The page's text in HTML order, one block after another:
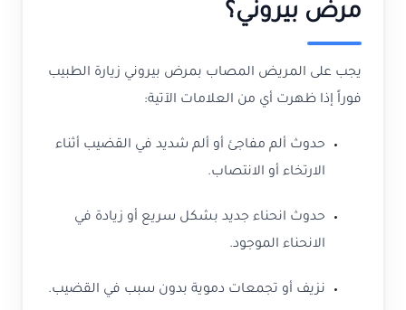
مرض بيروني؟
يجب على المريض المصاب بمرض بيروني زيارة الطبيب
فوراً إذا ظهرت أي من العلامات الآتية:
حدوث ألم مفاجئ أو ألم شديد في القضيب أثناء
الارتخاء أو الانتصاب.
حدوث انحناء جديد بشكل سريع أو زيادة في
الانحناء الموجود.
نزيف أو تجمعات دموية بدون سبب في القضيب.